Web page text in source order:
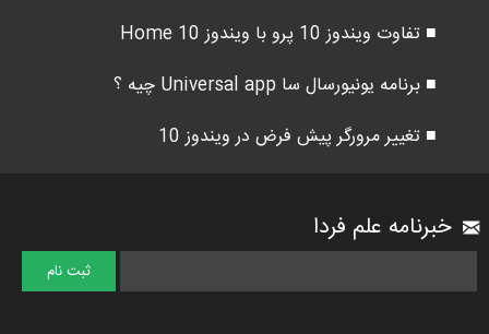
■ تفاوت ویندوز 10 پرو با ویندوز 10 Home
■ برنامه یونیورسال سا Universal app چیه ؟
■ تغییر مرورگر پیش فرض در ویندوز 10
خبرنامه علم فردا